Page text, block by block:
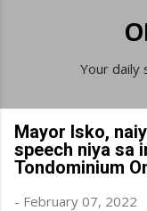
Your daily
Mayor Isko,
speech niya sa
Tondominium
- February 07, 2022